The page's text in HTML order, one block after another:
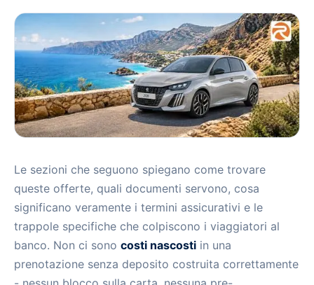
Le sezioni che seguono spiegano come trovare
queste offerte, quali documenti servono, cosa
significano veramente i termini assicurativi e le
trappole specifiche che colpiscono i viaggiatori al
banco. Non ci sono costi nascosti in una
prenotazione senza deposito costruita correttamente